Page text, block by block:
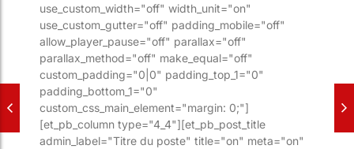
use_custom_width="off" width_unit="on"
use_custom_gutter="off" padding_mobile="off"
allow_player_pause="off" parallax="off"
parallax_method="off" make_equal="off"
custom_padding="0|0" padding_top_1="0"
padding_bottom_1="0"
custom_css_main_element="margin: 0;"]
[et_pb_column type="4_4"][et_pb_post_title
admin_label="Titre du poste" title="on" meta="on"